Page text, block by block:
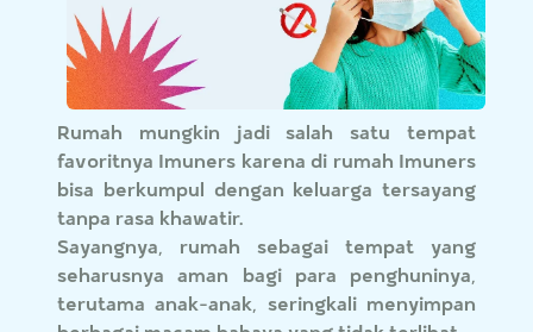
Rumah mungkin jadi salah satu tempat
favoritnya Imuners karena di rumah Imuners
bisa berkumpul dengan keluarga tersayang
tanpa rasa khawatir.
Sayangnya, rumah sebagai tempat yang
seharusnya aman bagi para penghuninya,
terutama anak-anak, seringkali menyimpan